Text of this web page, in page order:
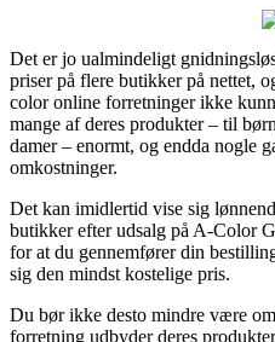
Det er jo ualmindeligt
priser på flere butikker på nettet,
color online forretninger ikke
mange af deres produkter – til
damer – enormt, og endda nogle
omkostninger.
Det kan imidlertid vise sig
butikker efter udsalg på A-Color
for at du gennemfører din
sig den mindst kostelige pris.
Du bør ikke desto mindre være
forretning udbyder deres